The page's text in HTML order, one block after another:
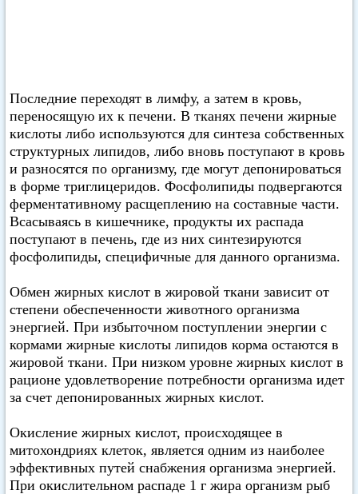
Последние переходят в лимфу, а затем в кровь,
переносящую их к печени. В тканях печени жирные
кислоты либо используются для синтеза собственных
структурных липидов, либо вновь поступают в кровь
и разносятся по организму, где могут депонироваться
в форме триглицеридов. Фосфолипиды подвергаются
ферментативному расщеплению на составные части.
Всасываясь в кишечнике, продукты их распада
поступают в печень, где из них синтезируются
фосфолипиды, специфичные для данного организма.
Обмен жирных кислот в жировой ткани зависит от
степени обеспеченности животного организма
энергией. При избыточном поступлении энергии с
кормами жирные кислоты липидов корма остаются в
жировой ткани. При низком уровне жирных кислот в
рационе удовлетворение потребности организма идет
за счет депонированных жирных кислот.
Окисление жирных кислот, происходящее в
митохондриях клеток, является одним из наиболее
эффективных путей снабжения организма энергией.
При окислительном распаде 1 г жира организм рыб